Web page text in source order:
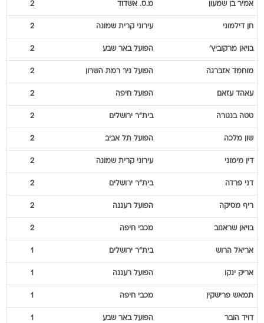
אמיר בן שמעון מ.ס. אשדוד 2
חן דילמוני עירוני קרית שמונה 2
בויאן מרקוביץ' הפועל באר שבע 2
מוחמד אזברגה הפועל ניר רמת השרון 2
עאהד עזאם הפועל חיפה 2
טטה בנגורה בית"ר ירושלים 2
שון מלכה הפועל תל אביב 2
דין מימוני עירוני קרית שמונה 2
דני פרדה בית"ר ירושלים 2
ריף מסיקה הפועל רעננה 2
בויאן שראנוב מכבי חיפה 2
אריאל הרוש בית"ר ירושלים 1
אריק ינקו הפועל רעננה 1
תמאש פרישקין מכבי חיפה 1
דויד הובר הפועל באר שבע 1